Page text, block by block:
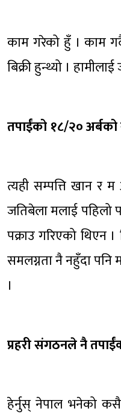
काम गरेको हुँ । काम
बिक्री हुन्थ्यो ।
तपाईंको १८/२०
त्यही सम्पत्ति खान र
जतिबेला मलाई पहिलो
पक्राउ गरिएको थिएन ।
समलग्नता नै नहुँदा पनि
।
प्रहरी संगठनले नै
हेर्नुस् नेपाल भनेको